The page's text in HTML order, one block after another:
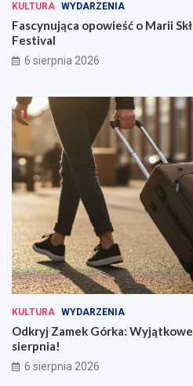
KULTURA WYDARZENIA
Fascynująca opowieść o Marii
Festival
6 sierpnia 2026
KULTURA WYDARZENIA
Odkryj Zamek Górka:
sierpnia!
6 sierpnia 2026